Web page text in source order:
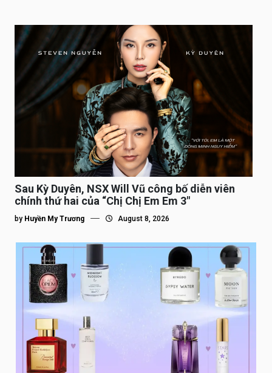
Sau Kỳ Duyên, NSX Will Vũ công bố diễn viên
chính thứ hai của “Chị Chị Em Em 3″
by Huyền My Trương August 8, 2026